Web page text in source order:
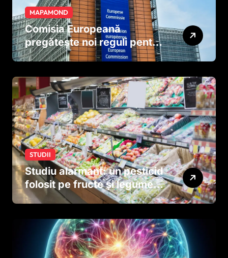
MAPAMOND
Comisia Europeană
pregătește noi reguli pentru
tutun și țigările electronice
STUDII
Studiu alarmant: un pesticid
folosit pe fructe și legume
ar putea afecta dezvoltarea
dinainte de naștere